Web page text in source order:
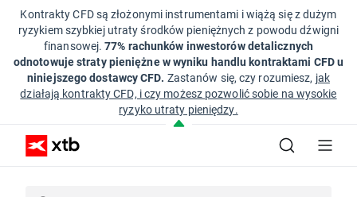
Kontrakty CFD są złożonymi instrumentami i wiążą się z dużym
ryzykiem szybkiej utraty środków pieniężnych z powodu dźwigni
finansowej.77% rachunków inwestorów detalicznych
odnotowuje straty pieniężne w wyniku handlu kontraktami CFD u
niniejszego dostawcy CFD. Zastanów się, czy rozumiesz, jak
działają kontrakty CFD, i czy możesz pozwolić sobie na wysokie
ryzyko utraty pieniędzy.